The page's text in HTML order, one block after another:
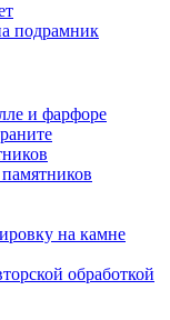
подрамник
и фарфоре
на камне
обработкой